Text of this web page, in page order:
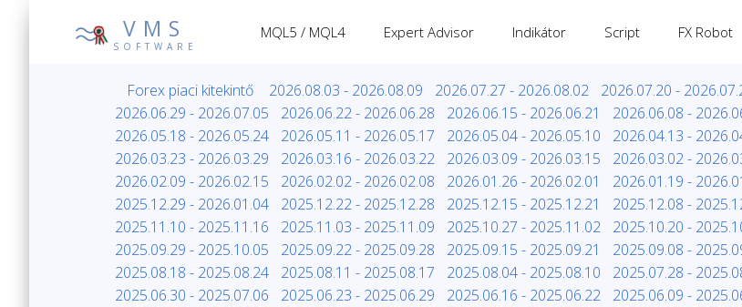
VMS
SOFTWARE
MQL5 / MQL4 Expert Advisor Indikátor Script FX Robot
Forex piaci kitekintő 2026.08.03 - 2026.08.09 2026.07.27 - 2026.08.02 2026.07.20 -
2026.06.29 - 2026.07.05
2026.06.22 - 2026.06.28 2026.06.15 - 2026.06.21 2026.06.08 -
2026.05.18 - 2026.05.24
2026.05.11 - 2026.05.17 2026.05.04 - 2026.05.10 2026.04.13 -
2026.03.23 - 2026.03.29
2026.03.16 - 2026.03.22 2026.03.09 - 2026.03.15 2026.03.02 -
2026.02.09 - 2026.02.15
2026.02.02 - 2026.02.08 2026.01.26 - 2026.02.01 2026.01.19 -
2025.12.29 - 2026.01.04
2025.12.22 - 2025.12.28 2025.12.15 - 2025.12.21 2025.12.08 -
2025.11.10 - 2025.11.16
2025.11.03 - 2025.11.09 2025.10.27 - 2025.11.02 2025.10.20 -
2025.09.29 - 2025.10.05
2025.09.22 - 2025.09.28 2025.09.15 - 2025.09.21 2025.09.08 -
2025.08.18 - 2025.08.24
2025.08.11 - 2025.08.17 2025.08.04 - 2025.08.10 2025.07.28 -
2025.06.30 - 2025.07.06
2025.06.23 - 2025.06.29 2025.06.16 - 2025.06.22 2025.06.09 -